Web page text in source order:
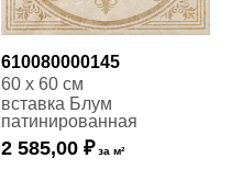
610080000145
60 x 60 см
вставка Блум
патинированная
2 585,00 ₽ за м²